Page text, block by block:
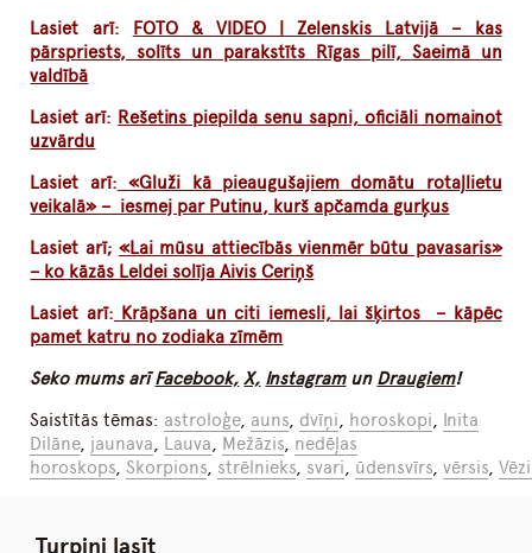
Lasiet arī:
FOTO & VIDEO | Zelenskis Latvijā – kas
pārspriests, solīts un parakstīts Rīgas pilī, Saeimā un
valdībā
Lasiet arī: Rešetins piepilda senu sapni, oficiāli nomainot
uzvārdu
Lasiet arī: «Gluži kā pieaugušajiem domātu rotaļlietu
veikalā» – iesmej par Putinu, kurš apčamda gurķus
Lasiet arī;«Lai mūsu attiecībās vienmēr būtu pavasaris»
– ko kāzās Leldei solīja Aivis Ceriņš
Lasiet arī: Krāpšana un citi iemesli, lai šķirtos – kāpēc
pamet katru no zodiaka zīmēm
Seko mums arīFacebook, X, Instagramun Draugiem!
Saistītās tēmas: astroloģe, auns, dvīņi, horoskopi, Inita
Dilāne, jaunava, Lauva, Mežāzis, nedēļas
horoskops,Skorpions, strēlnieks, svari, ūdensvīrs,vērsis,
Turpini lasīt